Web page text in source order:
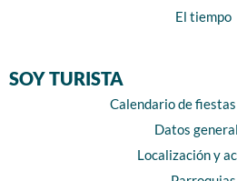
El tiempo
SOY TURISTA
Calendario de
Datos
Localización y